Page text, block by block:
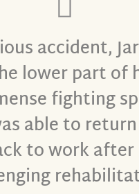
accident,
lower part of
fighting
able to
to work